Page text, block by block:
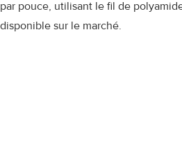
par pouce, utilisant le fil de
disponible sur le marché.